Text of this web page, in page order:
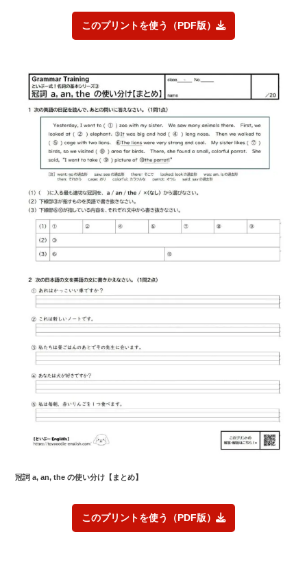
このプリントを使う（PDF版）
冠詞 a, an, the の使い分け 【まとめ】
このプリントを使う（PDF版）